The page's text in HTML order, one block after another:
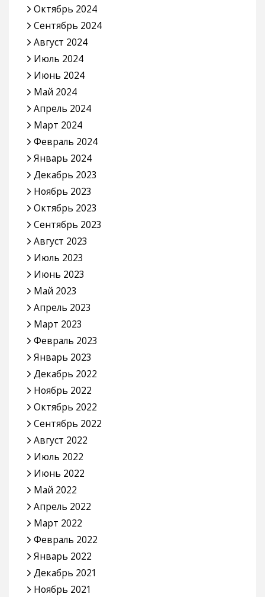
Октябрь 2024
Сентябрь 2024
Август 2024
Июль 2024
Июнь 2024
Май 2024
Апрель 2024
Март 2024
Февраль 2024
Январь 2024
Декабрь 2023
Ноябрь 2023
Октябрь 2023
Сентябрь 2023
Август 2023
Июль 2023
Июнь 2023
Май 2023
Апрель 2023
Март 2023
Февраль 2023
Январь 2023
Декабрь 2022
Ноябрь 2022
Октябрь 2022
Сентябрь 2022
Август 2022
Июль 2022
Июнь 2022
Май 2022
Апрель 2022
Март 2022
Февраль 2022
Январь 2022
Декабрь 2021
Ноябрь 2021